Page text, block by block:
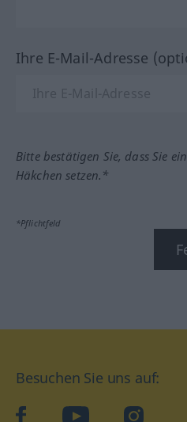
Ihre E-Mail-Adresse
Bitte bestätigen Sie, dass Sie
Häkchen setzen.*
*Pflichtfeld
Besuchen Sie uns auf:
facebookYouTube Instagram